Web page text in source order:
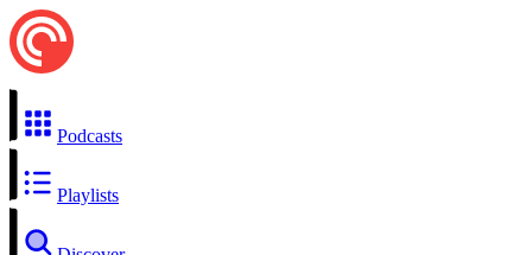
Podcasts
Playlists